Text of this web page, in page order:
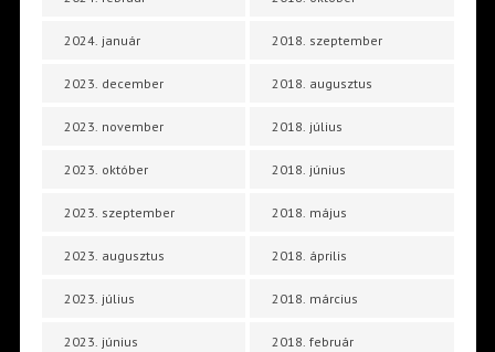
2024. január
2023. december
2023. november
2023. október
2023. szeptember
2023. augusztus
2023. július
2023. június
2018. szeptember
2018. augusztus
2018. július
2018. június
2018. május
2018. április
2018. március
2018. február